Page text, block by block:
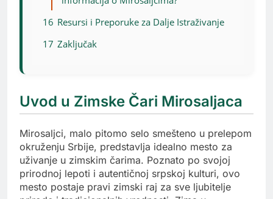
16 Resursi i Preporuke za Dalje Istraživanje
17 Zaključak
Uvod u Zimske Čari Mirosaljaca
Mirosaljci, malo pitomo selo smešteno u prelepom
okruženju Srbije, predstavlja idealno mesto za
uživanje u zimskim čarima. Poznato po svojoj
prirodnoj lepoti i autentičnoj srpskoj kulturi, ovo
mesto postaje pravi zimski raj za sve ljubitelje